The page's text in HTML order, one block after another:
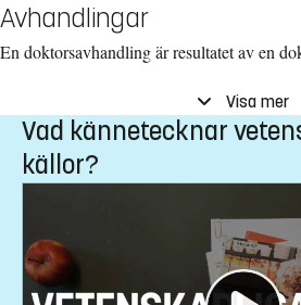
Avhandlingar
En doktorsavhandling är resultatet av en
senior forskare med ämnesspecifik
noggrann granskning kritisera och värdera
avhandlingen. Avhandlingen har också
handledare och betygsätts efter
Det finns två slag av avhandlingar.
består av flera artiklar, vanligen tidigare
tidskrifter, som slås samman till en
sammanläggningsavhandling omsluts av
Visa mer
Vad kännetecknar
källor?